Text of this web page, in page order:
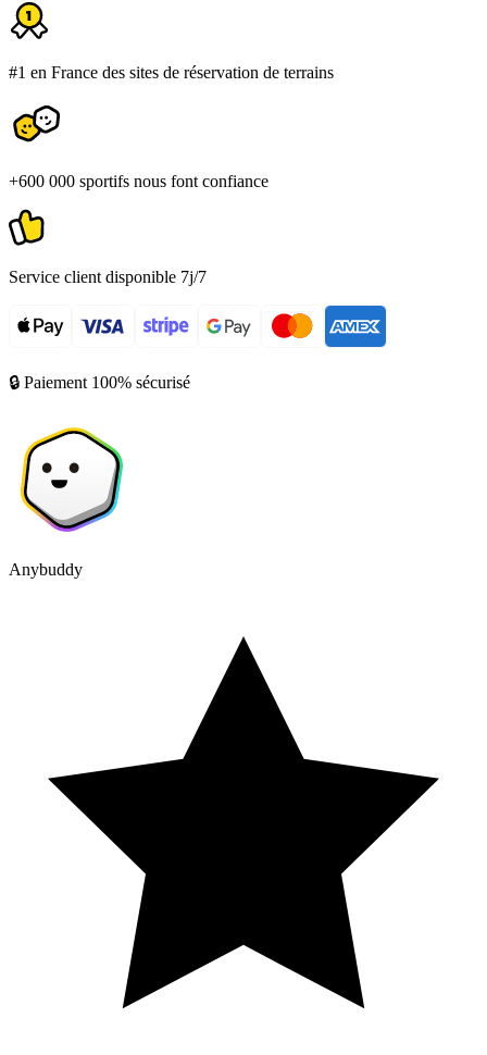
#1 en France des sites de réservation de terrains
+600 000 sportifs nous font confiance
Service client disponible 7j/7
🔒 Paiement 100% sécurisé
Anybuddy